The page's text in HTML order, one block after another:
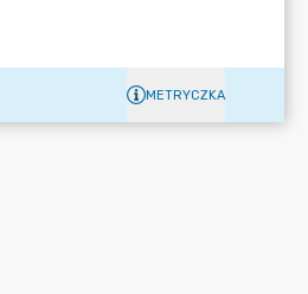
METRYCZKA